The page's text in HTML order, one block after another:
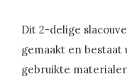
Dit 2-delige
gemaakt en bestaat
gebruikte